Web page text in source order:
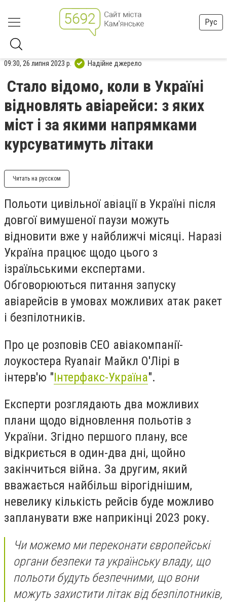
Рус
09:30, 26 липня 2023 р. Надійне джерело
Стало відомо, коли в Україні
відновлять авіарейси: з яких
міст і за якими напрямками
курсуватимуть літаки
Читать на русском
Польоти цивільної авіації в Україні після
довгої вимушеної паузи можуть
відновити вже у найближчі місяці. Наразі
Україна працює щодо цього з
ізраїльськими експертами.
Обговорюються питання запуску
авіарейсів в умовах можливих атак ракет
і безпілотників.
Про це розповів CEO авіакомпанії-
лоукостера Ryanair Майкл О'Лірі в
інтерв'ю "Інтерфакс-Україна".
Експерти розглядають два можливих
плани щодо відновлення польотів з
України. Згідно першого плану, все
відкриється в один-два дні, щойно
закінчиться війна. За другим, який
вважається найбільш вірогіднішим,
невелику кількість рейсів буде можливо
запланувати вже наприкінці 2023 року.
Чи можемо ми переконати європейські
органи безпеки та українську владу, що
польоти будуть безпечними, що вони
можуть захистити літак від безпілотників,